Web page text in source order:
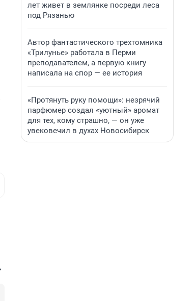
лет живет в землянке посреди леса
под Рязанью
Автор фантастического трехтомника
«Трилунье» работала в Перми
преподавателем, а первую книгу
написала на спор — ее история
«Протянуть руку помощи»: незрячий
парфюмер создал «уютный» аромат
для тех, кому страшно, — он уже
увековечил в духах Новосибирск